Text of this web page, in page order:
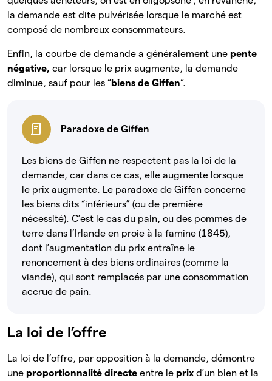
la demande est dite pulvérisée lorsque le marché est
composé de nombreux consommateurs.
Enfin, la courbe de demande a généralement une pente
négative, car lorsque le prix augmente, la demande
diminue, sauf pour les “biens de Giffen“.
Paradoxe de Giffen
Les biens de Giffen ne respectent pas la loi de la
demande, car dans ce cas, elle augmente lorsque
le prix augmente. Le paradoxe de Giffen concerne
les biens dits “inférieurs” (ou de première
nécessité). C’est le cas du pain, ou des pommes de
terre dans l’Irlande en proie à la famine (1845),
dont l’augmentation du prix entraîne le
renoncement à des biens ordinaires (comme la
viande), qui sont remplacés par une consommation
accrue de pain.
La loi de l’offre
La loi de l’offre, par opposition à la demande, démontre
une proportionnalité directe entre le prix d’un bien et la